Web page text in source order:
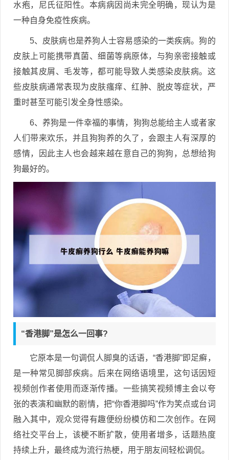
水疱，尼氏征阳性。本病病因尚未完全明确，现认为是
一种自身免疫性疾病。
5、皮肤病也是养狗人士容易感染的一类疾病。狗的
皮肤上可能携带真菌、细菌等病原体，与狗亲密接触或
接触其皮屑、毛发等，都可能导致人类感染皮肤病。这
些皮肤病通常表现为皮肤瘙痒、红肿、脱皮等症状，严
重时甚至可能引发全身性感染。
6、养狗是一件幸福的事情，狗狗总能给主人或者家
人们带来欢乐，并且狗狗养的久了，会跟主人有深厚的
感情，因此主人也会越来越在意自己的狗狗，总想给狗
狗最好的。
“香港脚”是怎么一回事?
它原本是一句调侃人脚臭的话语，“香港脚”即足癣，
是一种常见脚部疾病。后来在网络语境里，这句话因短
视频创作者使用而逐渐传播。一些搞笑视频博主会以夸
张的表演和幽默的剧情，把“你香港脚吗”作为笑点或台词
融入其中，观众觉得有趣便纷纷模仿和二次创作。在网
络社交平台上，该梗不断扩散，使用者增多，话题热度
持续上升，最终成为流行热梗，用于朋友间轻松调侃。